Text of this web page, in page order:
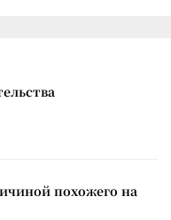
похожего на